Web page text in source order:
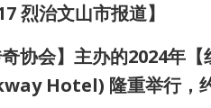
烈治文山市报道】
协会】主办的2024年
Hotel) 隆重举行，约